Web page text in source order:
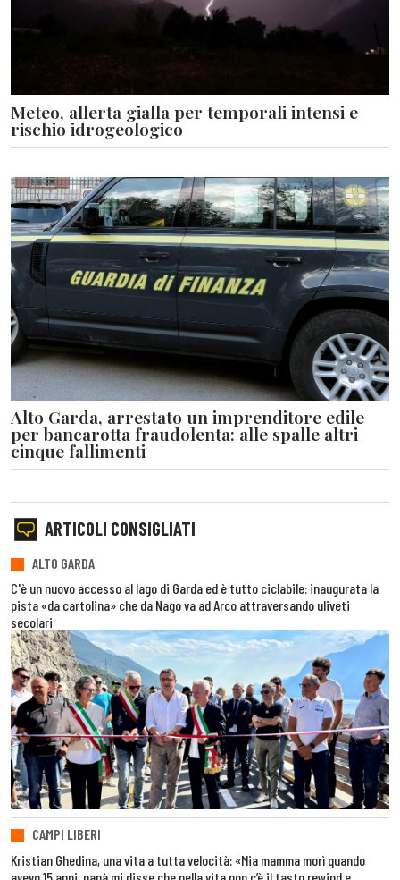
Meteo, allerta gialla per temporali intensi e
rischio idrogeologico
Alto Garda, arrestato un imprenditore edile
per bancarotta fraudolenta: alle spalle altri
cinque fallimenti
ARTICOLI CONSIGLIATI
ALTO GARDA
C'è un nuovo accesso al lago di Garda ed è tutto ciclabile: inaugurata la
pista «da cartolina» che da Nago va ad Arco attraversando uliveti
secolari
CAMPI LIBERI
Kristian Ghedina, una vita a tutta velocità: «Mia mamma morì quando